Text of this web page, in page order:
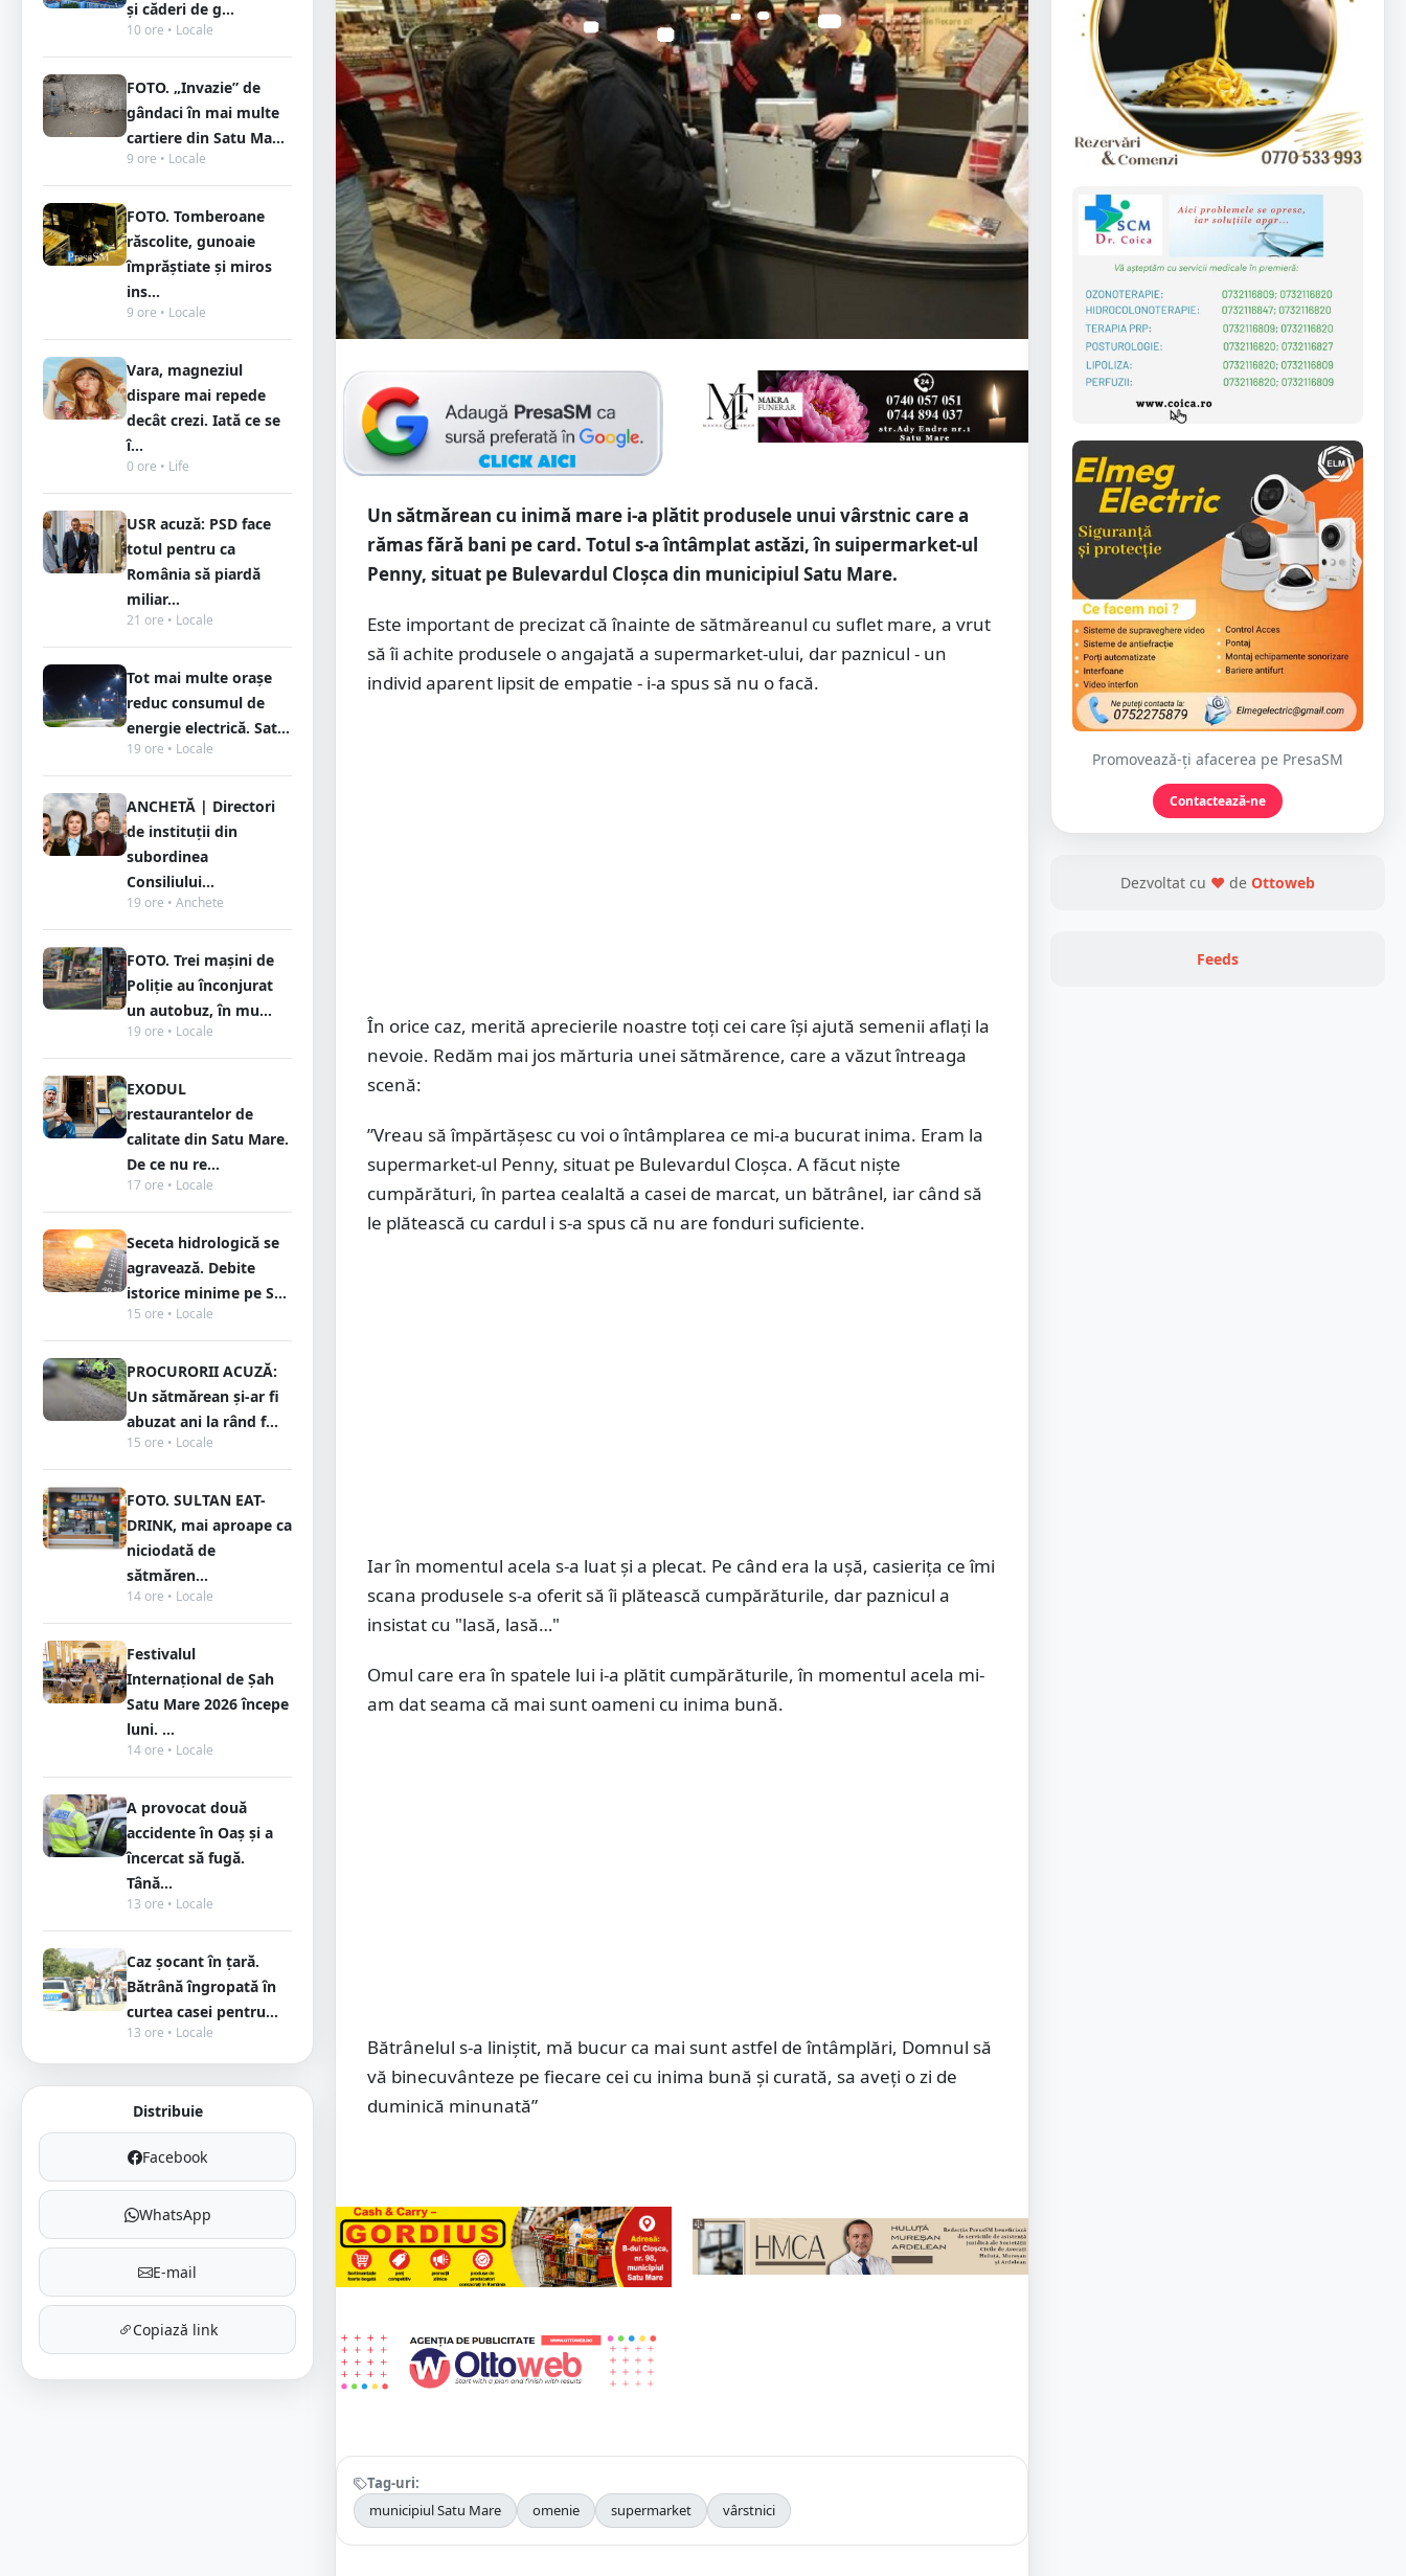
și căderi de g...
10 ore • Locale
FOTO. „Invazie” de
gândaci în mai multe
cartiere din Satu Ma...
9 ore • Locale
FOTO. Tomberoane
răscolite, gunoaie
împrăștiate și miros
ins...
9 ore • Locale
Vara, magneziul
dispare mai repede
decât crezi. Iată ce se
î...
0 ore • Life
USR acuză: PSD face
totul pentru ca
România să piardă
miliar...
21 ore • Locale
Tot mai multe orașe
reduc consumul de
energie electrică. Sat...
19 ore • Locale
ANCHETĂ | Directori
de instituții din
subordinea
Consiliului...
19 ore • Anchete
FOTO. Trei mașini de
Poliție au înconjurat
un autobuz, în mu...
19 ore • Locale
EXODUL
restaurantelor de
calitate din Satu Mare.
De ce nu re...
17 ore • Locale
Seceta hidrologică se
agravează. Debite
istorice minime pe S...
15 ore • Locale
PROCURORII ACUZĂ:
Un sătmărean și-ar fi
abuzat ani la rând f...
15 ore • Locale
FOTO. SULTAN EAT-
DRINK, mai aproape ca
niciodată de
sătmăren...
14 ore • Locale
Festivalul
Internațional de Șah
Satu Mare 2026 începe
luni. ...
14 ore • Locale
A provocat două
accidente în Oaș și a
încercat să fugă.
Tână...
13 ore • Locale
Caz șocant în țară.
Bătrână îngropată în
curtea casei pentru...
13 ore • Locale
Distribuie
Facebook
WhatsApp
E-mail
Copiază link
Un sătmărean cu inimă mare i-a plătit produsele unui vârstnic care a
rămas fără bani pe card. Totul s-a întâmplat astăzi, în suipermarket-ul
Penny, situat pe Bulevardul Cloșca din municipiul Satu Mare.
Este important de precizat că înainte de sătmăreanul cu suflet mare, a vrut
să îi achite produsele o angajată a supermarket-ului, dar paznicul - un
individ aparent lipsit de empatie - i-a spus să nu o facă.
În orice caz, merită aprecierile noastre toți cei care își ajută semenii aflați la
nevoie. Redăm mai jos mărturia unei sătmărence, care a văzut întreaga
scenă:
”Vreau să împărtășesc cu voi o întâmplarea ce mi-a bucurat inima. Eram la
supermarket-ul Penny, situat pe Bulevardul Cloșca. A făcut niște
cumpărături, în partea cealaltă a casei de marcat, un bătrânel, iar când să
le plătească cu cardul i s-a spus că nu are fonduri suficiente.
Iar în momentul acela s-a luat și a plecat. Pe când era la ușă, casieriţa ce îmi
scana produsele s-a oferit să îi plătească cumpărăturile, dar paznicul a
insistat cu "lasă, lasă…"
Omul care era în spatele lui i-a plătit cumpărăturile, în momentul acela mi-
am dat seama că mai sunt oameni cu inima bună.
Bătrânelul s-a liniștit, mă bucur ca mai sunt astfel de întâmplări, Domnul să
vă binecuvânteze pe fiecare cei cu inima bună şi curată, sa aveţi o zi de
duminică minunată”
Tag-uri:
municipiul Satu Mare
omenie supermarket vârstnici
Promovează-ți afacerea pe PresaSM
Contactează-ne
Dezvoltat cu ❤ de Ottoweb
Feeds